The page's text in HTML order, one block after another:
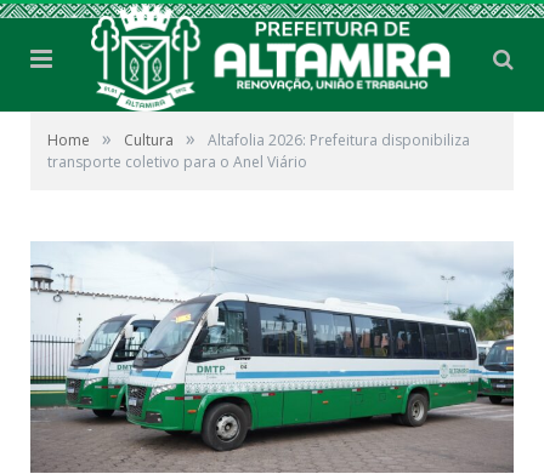
Home » Cultura »
Altafolia 2026: Prefeitura disponibiliza
transporte coletivo para o Anel Viário